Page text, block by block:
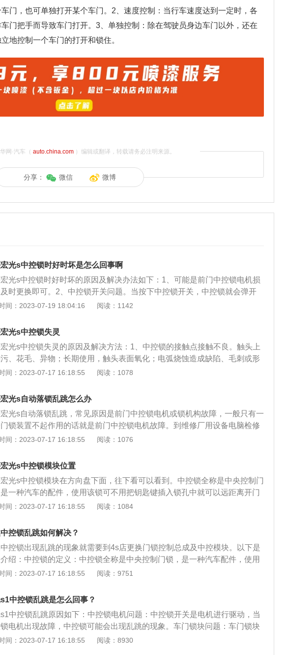
门，也可单独打开某个车门。2、速度控制：当行车速度达到一定时，各
门把手而导致车门打开。3、单独控制：除在驾驶员身边车门以外，还在
地控制一个车门的打开和锁住。
网·汽车（ auto.china.com）编辑或翻译，转载请务必注明来源。
分享： 微信 微博
光s中控锁时好时坏是怎么回事啊
光s中控锁时好时坏的原因及解决办法如下：1、可能是前门中控锁电机损
时更换即可。2、中控锁开关问题。当按下中控锁开关，中控锁就会弹开
锁，如果中控锁开关出现故障，中控锁是无法落锁的。更换中控锁开关。
障，是无法落锁，可以让技术师傅检查中控锁模块。4、中控锁开关线束
。中控锁开关信号指令就是通过中控锁开关线束就行传输的，当中控锁开关
现故障，中控锁会失灵。中控锁全称是中央控制门锁，是一种汽车配件。
锁可不用把钥匙键插入锁孔中就可以远距离开门和锁门，由门锁开关、执
和控制器构成。在车辆行驶到一定速度时，车辆自动落锁确保乘客安全。
间：2023-07-19 18:04:16 阅读：1142
光s中控锁失灵
光s中控锁失灵的原因及解决方法：1、中控锁的接触点接触不良。触头上
、花毛、异物；长期使用，触头表面氧化；电弧烧蚀造成缺陷、毛刺或形
屑颗粒等；运动部分有卡阻现象。解决方法：对于触头上的油污、花毛或
化层或在电弧作用下形成轻微烧伤及发黑时，一般不影响工作，可用酒精
油或四氯化碳溶液擦洗。2、前门中控锁电机坏了。一个或两个车门的门锁
动作。解决方法：需更换前门中控锁电机。3、中控锁落锁后，在车外是
开车门的，当中控锁模块出现故障，是无法落锁。解决方法：需要更换中
块。4、中控锁开关线束出现故障，例如开关线路中的保险丝烧坏，中控
央控制：当驾驶员锁住其身边的车门时，其他车门也同时锁住，驾驶员可
锁开关同时打开各个车门，也可单独打开某个车门。2、速度控制：当行
达到一定时，各个车门能自行锁上，防止乘员误操作车门把手而导致车门
可独立地控制一个车门的打开和锁住。
间：2023-07-17 16:18:55 阅读：1078
光s自动落锁乱跳怎么办
光s自动落锁乱跳，常见原因是前门中控锁电机或锁机构故障，一般只有一
锁装置不起作用的话就是前门中控锁电机故障。到维修厂用设备电脑检修
控锁电机进行检修。如果是锁机构故障一般就是锁内部生锈了，导致锁的
控制门锁，是一种汽车配件，使用该锁可不用把钥匙键插入锁孔中就可以
离开门和锁门，由门锁开关、执行机构和控制器构成。行车落锁，在车辆行
定速度时，车辆自动落锁确保乘客安全。挂挡落锁，当挡位离开驻车挡
车辆自动落锁确保乘客安全。
间：2023-07-17 16:18:55 阅读：1076
光s中控锁模块位置
光s中控锁模块在方向盘下面，往下看可以看到。中控锁全称是中央控制门
一种汽车的配件，使用该锁可不用把钥匙键插入锁孔中就可以远距离开门
，其由门锁开关、执行机构和控制器构成。中控锁功能：1、中央控制。
各个车门，也可单独打开某个车门。2、速度控制。当行车速度达到一定
各个车门能自行锁上，防止乘员误操作车门把手而导致车门打开。3、单独
除在驾驶员身边车门以外，还在其他门设置单独的弹簧锁开关，可独立地
个车门的打开和锁住。
间：2023-07-17 16:18:55 阅读：1084
控锁乱跳如何解决？
控锁出现乱跳的现象就需要到4s店更换门锁控制总成及中控模块。以下是
绍：中控锁的定义：中控锁全称是中央控制门锁，是一种汽车配件，使用
不用把钥匙键插入锁孔中就可以远距离开门和锁门。其由门锁开关、执行
电波信号，经电子控制器ECU识别信号代码，再由该系统的执行器（电动
电磁经理圈）执行启/闭锁的动作。该系统主要由发射机和接收机两部分组
能：（1）中央控制：当驾驶员锁住其身边的车门时，其他车门也同时锁
驶员可通过门锁开关同时打开各个车门，也可单独打开某个车门。（2）
制：当行车速度达到一定时，各个车门能自行锁上，防止乘员误操作车门
间：2023-07-17 16:18:55 阅读：9751
中控锁乱跳是怎么回事？
中控锁乱跳原因如下：中控锁电机问题：中控锁开关是电机进行驱动，当
电机出现故障，中控锁可能会出现乱跳的现象。车门锁块问题：车门锁块
锁止车门的作用，当车门锁块出现机械故障，中控锁可能会出现乱跳的现
间：2023-07-17 16:18:55 阅读：8930